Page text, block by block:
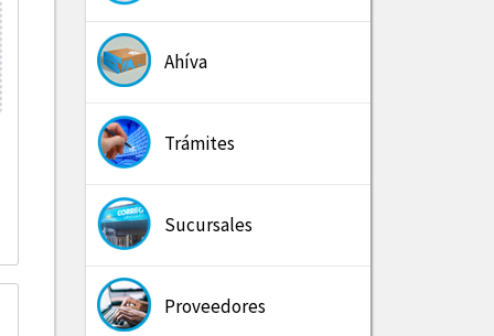
Ahíva
Trámites
Sucursales
Proveedores